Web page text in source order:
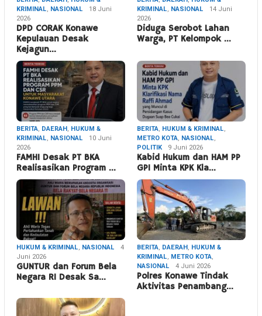
KRIMINAL, NASIONAL
18 Juni
2026
DPD CORAK Konawe
Kepulauan Desak
Kejagun…
KRIMINAL, NASIONAL
14 Juni
2026
Diduga Serobot Lahan
Warga, PT Kelompok …
BERITA, DAERAH, HUKUM &
KRIMINAL, NASIONAL
10 Juni
2026
FAMHI Desak PT BKA
Realisasikan Program …
BERITA, HUKUM & KRIMINAL,
METRO KOTA, NASIONAL,
POLITIK
9 Juni 2026
Kabid Hukum dan HAM PP
GPI Minta KPK Kla…
HUKUM & KRIMINAL, NASIONAL
4
Juni 2026
GUNTUR dan Forum Bela
Negara RI Desak Sa…
BERITA, DAERAH, HUKUM &
KRIMINAL, METRO KOTA,
NASIONAL
4 Juni 2026
Polres Konawe Tindak
Aktivitas Penambang…